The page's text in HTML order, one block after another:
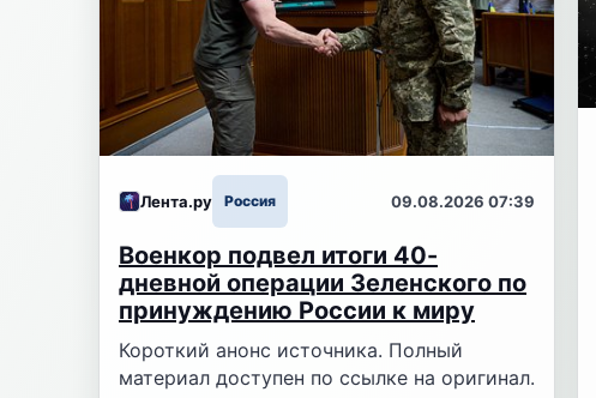
Лента.ру Россия 09.08.2026 07:39
Военкор подвел итоги 40-
дневной операции Зеленского по
принуждению России к миру
Короткий анонс источника. Полный
материал доступен по ссылке на оригинал.